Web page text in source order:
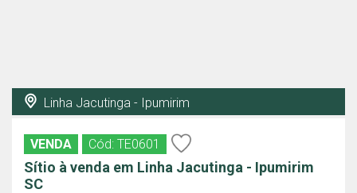
Linha Jacutinga - Ipumirim
VENDA Cód: TE0601
Sítio à venda em Linha Jacutinga - Ipumirim
SC